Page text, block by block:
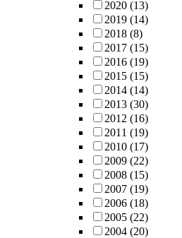
2020 (13)
2019 (14)
2018 (8)
2017 (15)
2016 (19)
2015 (15)
2014 (14)
2013 (30)
2012 (16)
2011 (19)
2010 (17)
2009 (22)
2008 (15)
2007 (19)
2006 (18)
2005 (22)
2004 (20)